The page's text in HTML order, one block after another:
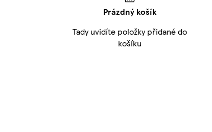
Prázdný košík
Tady uvidíte položky přidané do
košíku